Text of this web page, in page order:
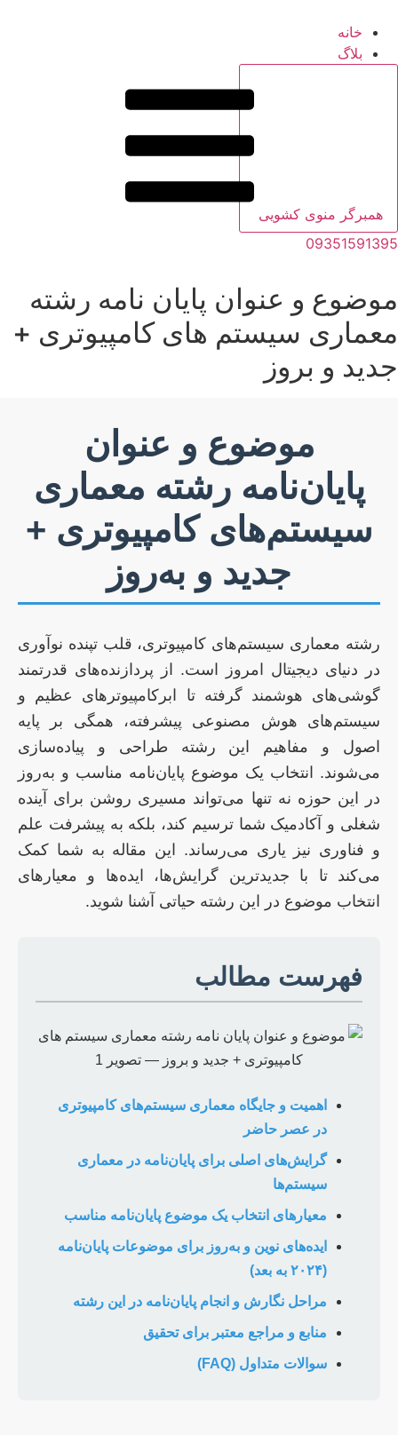
خانه
بلاگ
همبرگر منوی کشویی
09351591395
موضوع و عنوان پایان نامه رشته
معماری سیستم های کامپیوتری +
جدید و بروز
موضوع و عنوان
پایان‌نامه رشته معماری
سیستم‌های کامپیوتری +
جدید و به‌روز
رشته معماری سیستم‌های کامپیوتری، قلب تپنده نوآوری
در دنیای دیجیتال امروز است. از پردازنده‌های قدرتمند
گوشی‌های هوشمند گرفته تا ابرکامپیوترهای عظیم و
سیستم‌های هوش مصنوعی پیشرفته، همگی بر پایه
اصول و مفاهیم این رشته طراحی و پیاده‌سازی
می‌شوند. انتخاب یک موضوع پایان‌نامه مناسب و به‌روز
در این حوزه نه تنها می‌تواند مسیری روشن برای آینده
شغلی و آکادمیک شما ترسیم کند، بلکه به پیشرفت علم
و فناوری نیز یاری می‌رساند. این مقاله به شما کمک
می‌کند تا با جدیدترین گرایش‌ها، ایده‌ها و معیارهای
انتخاب موضوع در این رشته حیاتی آشنا شوید.
فهرست مطالب
اهمیت و جایگاه معماری سیستم‌های کامپیوتری
در عصر حاضر
گرایش‌های اصلی برای پایان‌نامه در معماری
سیستم‌ها
معیارهای انتخاب یک موضوع پایان‌نامه مناسب
ایده‌های نوین و به‌روز برای موضوعات پایان‌نامه
(۲۰۲۴ به بعد)
مراحل نگارش و انجام پایان‌نامه در این رشته
منابع و مراجع معتبر برای تحقیق
سوالات متداول (FAQ)